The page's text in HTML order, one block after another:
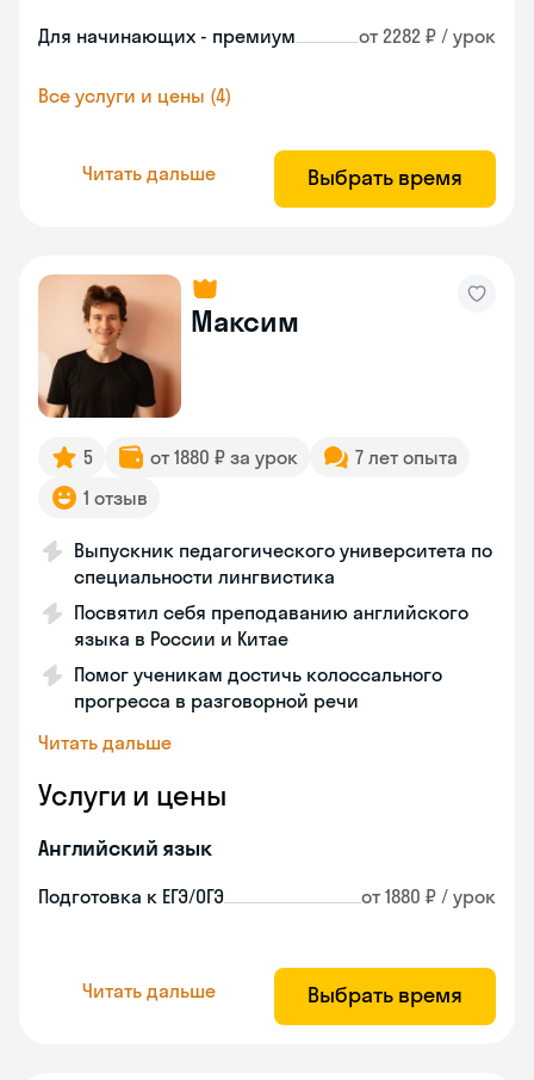
Для начинающих - премиум от 2282 ₽ / урок
Все услуги и цены (4)
Читать дальше Выбрать время
Максим
5 от 1880 ₽ за урок
7 лет опыта
1 отзыв
Выпускник педагогического университета по
специальности лингвистика
Посвятил себя преподаванию английского
языка в России и Китае
Помог ученикам достичь колоссального
прогресса в разговорной речи
Читать дальше
Услуги и цены
Английский язык
Подготовка к ЕГЭ/ОГЭ от 1880 ₽ / урок
Читать дальше Выбрать время